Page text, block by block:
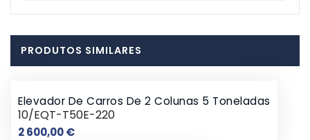
PRODUTOS SIMILARES
Elevador De Carros De 2 Colunas 5 Toneladas
10/EQT-T50E-220
2 600,00 €Preço